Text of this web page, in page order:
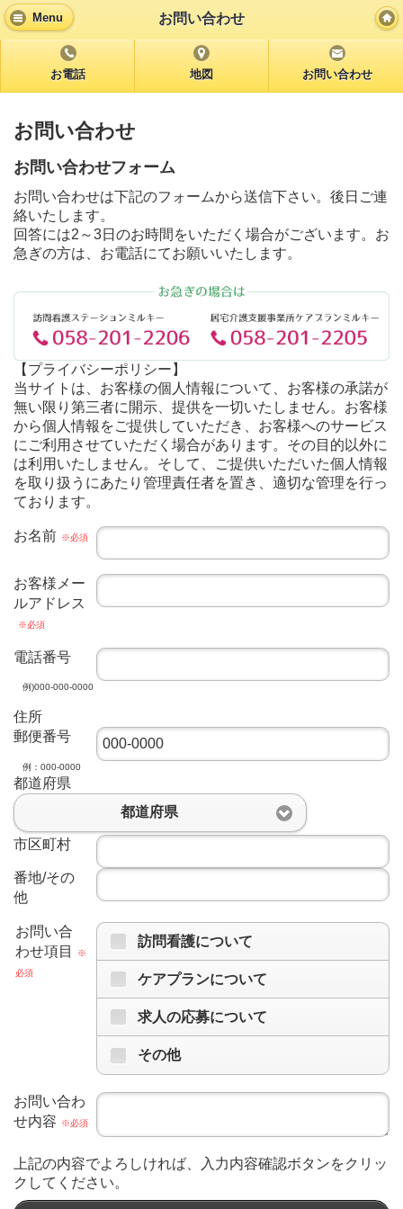
Menu お問い合わせ
お電話 地図 お問い合わせ
お問い合わせ
お問い合わせフォーム
お問い合わせは下記のフォームから送信下さい。後日ご連
絡いたします。
回答には2～3日のお時間をいただく場合がございます。お
急ぎの方は、お電話にてお願いいたします。
【プライバシーポリシー】
当サイトは、お客様の個人情報について、お客様の承諾が
無い限り第三者に開示、提供を一切いたしません。お客様
から個人情報をご提供していただき、お客様へのサービス
にご利用させていただく場合があります。その目的以外に
は利用いたしません。そして、ご提供いただいた個人情報
を取り扱うにあたり管理責任者を置き、適切な管理を行っ
ております。
お名前 ※必須
お客様メー
ルアドレス
※必須
電話番号
例)000-000-0000
住所
郵便番号
例：000-0000
都道府県
都道府県
市区町村
番地/その
他
お問い合
わせ項目
※
必須
訪問看護について
ケアプランについて
求人の応募について
その他
お問い合わ
せ内容
※必須
上記の内容でよろしければ、入力内容確認ボタンをクリッ
クしてください。